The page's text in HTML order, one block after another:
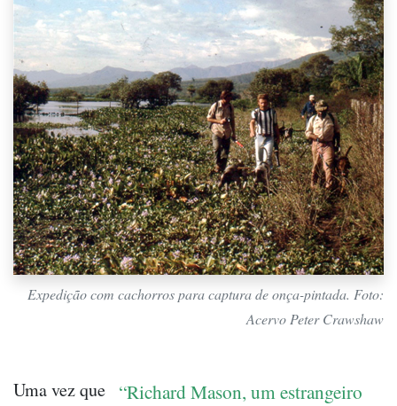
Expedição com cachorros para captura de onça-pintada. Foto:
Acervo Peter Crawshaw
“Richard Mason, um estrangeiro
Uma vez que